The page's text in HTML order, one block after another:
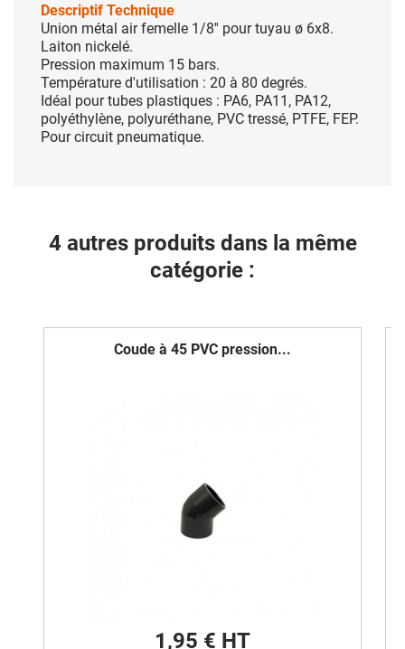
Descriptif Technique
Union métal air femelle 1/8'' pour tuyau ø 6x8.
Laiton nickelé.
Pression maximum 15 bars.
Température d'utilisation : 20 à 80 degrés.
Idéal pour tubes plastiques : PA6, PA11, PA12,
polyéthylène, polyuréthane, PVC tressé, PTFE, FEP.
Pour circuit pneumatique.
4 autres produits dans la même
catégorie :
Coude à 45 PVC pression...
1,95 € HT